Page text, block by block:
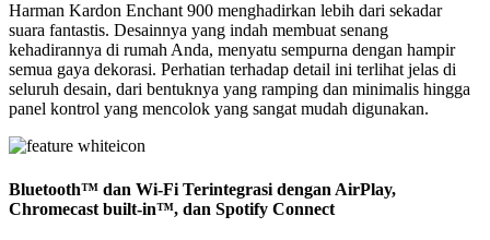
Harman Kardon Enchant 900 menghadirkan lebih dari sekadar
suara fantastis. Desainnya yang indah membuat senang
kehadirannya di rumah Anda, menyatu sempurna dengan hampir
semua gaya dekorasi. Perhatian terhadap detail ini terlihat jelas di
seluruh desain, dari bentuknya yang ramping dan minimalis hingga
panel kontrol yang mencolok yang sangat mudah digunakan.
Bluetooth™ dan Wi-Fi Terintegrasi dengan AirPlay,
Chromecast built-in™, dan Spotify Connect